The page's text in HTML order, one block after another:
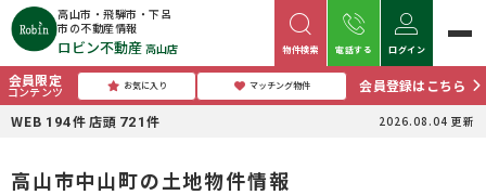
高山市・飛騨市・下呂
市の不動産情報
ロビン不動産 高山店 物件検索 電話する ログイン
会員限定
コンテンツ お気に入り マッチング物件
会員登録はこちら
WEB 194件 店頭 721件 2026.08.04 更新
高山市中山町の土地物件情報